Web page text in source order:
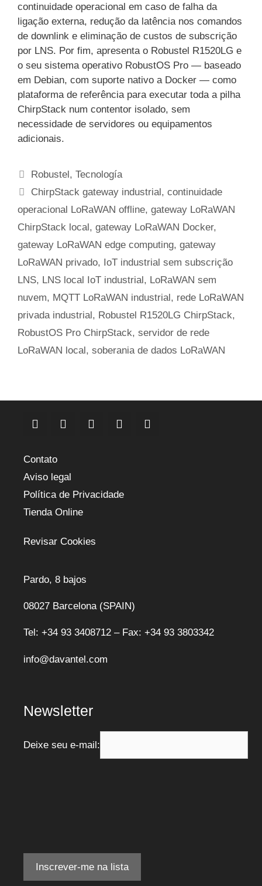
continuidade operacional em caso de falha da
ligação externa, redução da latência nos comandos
de downlink e eliminação de custos de subscrição
por LNS. Por fim, apresenta o Robustel R1520LG e
o seu sistema operativo RobustOS Pro — baseado
em Debian, com suporte nativo a Docker — como
plataforma de referência para executar toda a pilha
ChirpStack num contentor isolado, sem
necessidade de servidores ou equipamentos
adicionais.
Categorias
Robustel,Tecnología
Etiquetas
ChirpStack gateway industrial,continuidade
operacional LoRaWAN offline, gateway LoRaWAN
ChirpStack local, gateway LoRaWAN Docker,
gateway LoRaWAN edge computing, gateway
LoRaWAN privado, IoT industrial sem subscrição
LNS, LNS local IoT industrial, LoRaWAN sem
nuvem, MQTT LoRaWAN industrial, rede LoRaWAN
privada industrial, Robustel R1520LG ChirpStack,
RobustOS Pro ChirpStack, servidor de rede
LoRaWAN local, soberania de dados LoRaWAN
Contato
Aviso legal
Política de Privacidade
Tienda Online
Revisar Cookies
Pardo, 8 bajos
08027 Barcelona (SPAIN)
Tel: +34 93 3408712 – Fax: +34 93 3803342
info@davantel.com
Newsletter
Deixe seu e-mail: